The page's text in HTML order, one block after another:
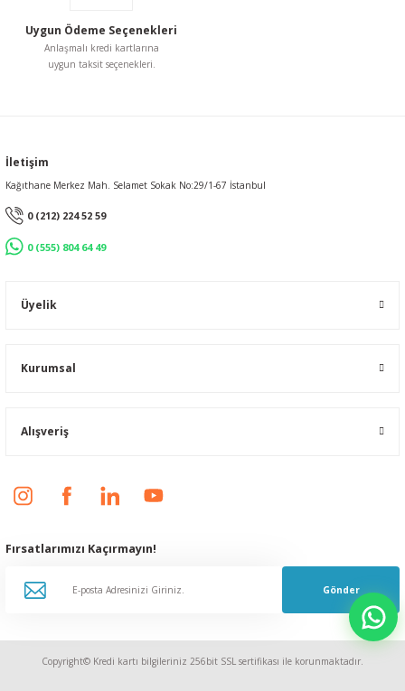
Uygun Ödeme Seçenekleri
Anlaşmalı kredi kartlarına
uygun taksit seçenekleri.
İletişim
Kağıthane Merkez Mah. Selamet Sokak No:29/1-67 İstanbul
0 (212) 224 52 59
0 (555) 804 64 49
Üyelik
Kurumsal
Alışveriş
Fırsatlarımızı Kaçırmayın!
Gönder
Copyright© Kredi kartı bilgileriniz 256bit SSL sertifikası ile korunmaktadır.